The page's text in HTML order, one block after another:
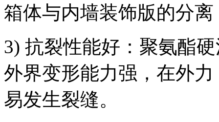
箱体与内墙装饰版的分
3) 抗裂性能好：聚氨酯
外界变形能力强，在外
易发生裂缝。